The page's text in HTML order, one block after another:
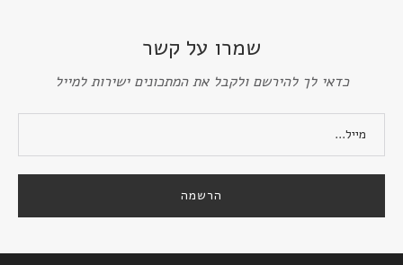
שמרו על קשר
כדאי לך להירשם ולקבל את המתכונים ישירות למייל